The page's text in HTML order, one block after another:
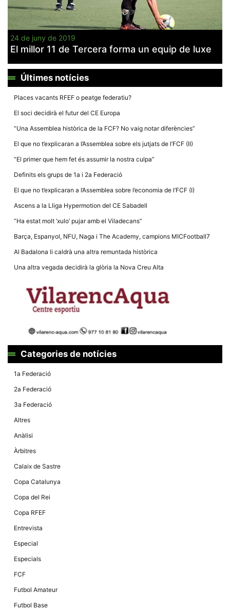
24 de juny de 2019
El millor 11 de Tercera forma un equip de luxe
Últimes notícies
Places vacants RFEF o peatge federatiu?
El soci decidirà el futur del CE Europa
“Una Assemblea històrica de la FCF? No vaig notar diferències”
El que no t’explicaran a l’Assemblea sobre els jutjats de l’FCF (II)
“El primer que hem fet és assumir la nostra culpa”
Definits els grups de 1a i 2a Federació
El que no t’explicaran a l’Assemblea sobre l’economia de l’FCF (I)
Ascens a la Lliga Hypermotion del CE Sabadell
“Ha estat molt ‘xulo’ pujar amb el Viladecans”
Barça, Espanyol, NFU, Naga i The Academy, campions MICFootball7
Al Badalona li caldrà una altra remuntada històrica
Una altra vegada decidirà la glòria la Nova Creu Alta
Categories de notícies
1a Federació
2a Federació
3a Federació
Altres
Anàlisi
Àrbitres
Calaix de Sastre
Copa Catalunya
Copa del Rei
Copa RFEF
Entrevista
Especial
Especials
FCF
Futbol Amateur
Futbol Base
Aquestes
tècnic de la
dades
de manera
del lloc web
la funcionalitat
i la seva
estructura.
d'usuari
Alguns
components
emmagatzemen
dades en el seu
dispositiu que